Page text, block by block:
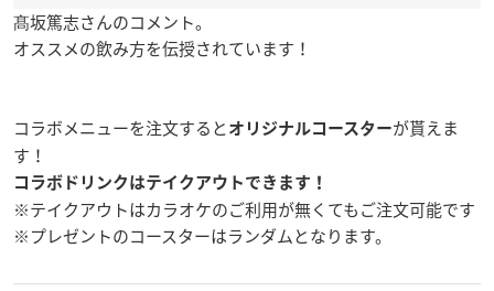
髙坂篤志さんのコメント。
オススメの飲み方を伝授されています！
コラボメニューを注文すると オリジナルコースターが貰えま
す！
コラボドリンクはテイクアウトできます！
※テイクアウトはカラオケのご利用が無くてもご注文可能です
※プレゼントのコースターはランダムとなります。